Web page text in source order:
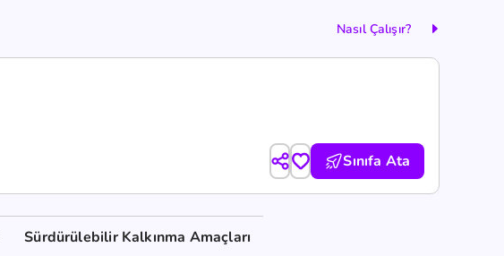
Nasıl Çalışır?
Sınıfa Ata
Sürdürülebilir Kalkınma Amaçları